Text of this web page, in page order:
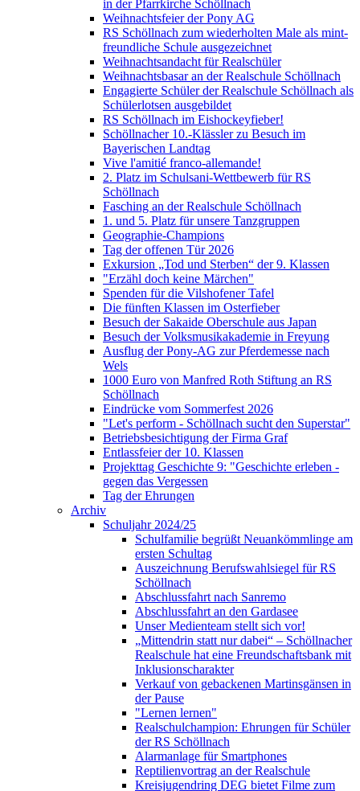
in der Pfarrkirche Schöllnach
Weihnachtsfeier der Pony AG
RS Schöllnach zum wiederholten Male als mint-
freundliche Schule ausgezeichnet
Weihnachtsandacht für Realschüler
Weihnachtsbasar an der Realschule Schöllnach
Engagierte Schüler der Realschule Schöllnach als
Schülerlotsen ausgebildet
RS Schöllnach im Eishockeyfieber!
Schöllnacher 10.-Klässler zu Besuch im
Bayerischen Landtag
Vive l'amitié franco-allemande!
2. Platz im Schulsani-Wettbewerb für RS
Schöllnach
Fasching an der Realschule Schöllnach
1. und 5. Platz für unsere Tanzgruppen
Geographie-Champions
Tag der offenen Tür 2026
Exkursion „Tod und Sterben“ der 9. Klassen
"Erzähl doch keine Märchen"
Spenden für die Vilshofener Tafel
Die fünften Klassen im Osterfieber
Besuch der Sakaide Oberschule aus Japan
Besuch der Volksmusikakademie in Freyung
Ausflug der Pony-AG zur Pferdemesse nach
Wels
1000 Euro von Manfred Roth Stiftung an RS
Schöllnach
Eindrücke vom Sommerfest 2026
"Let's perform - Schöllnach sucht den Superstar"
Betriebsbesichtigung der Firma Graf
Entlassfeier der 10. Klassen
Projekttag Geschichte 9: "Geschichte erleben -
gegen das Vergessen
Tag der Ehrungen
Archiv
Schuljahr 2024/25
Schulfamilie begrüßt Neuankömmlinge am
ersten Schultag
Auszeichnung Berufswahlsiegel für RS
Schöllnach
Abschlussfahrt nach Sanremo
Abschlussfahrt an den Gardasee
Unser Medienteam stellt sich vor!
„Mittendrin statt nur dabei“ – Schöllnacher
Realschule hat eine Freundschaftsbank mit
Inklusionscharakter
Verkauf von gebackenen Martinsgänsen in
der Pause
"Lernen lernen"
Realschulchampion: Ehrungen für Schüler
der RS Schöllnach
Alarmanlage für Smartphones
Reptilienvortrag an der Realschule
Kreisjugendring DEG bietet Filme zum